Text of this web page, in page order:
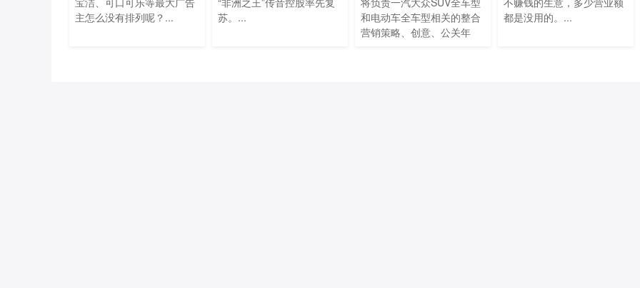
主怎么没有排列呢？...
苏。...
和电动车全车型相关的整合
营销策略、创意、公关年
都是没用的。...